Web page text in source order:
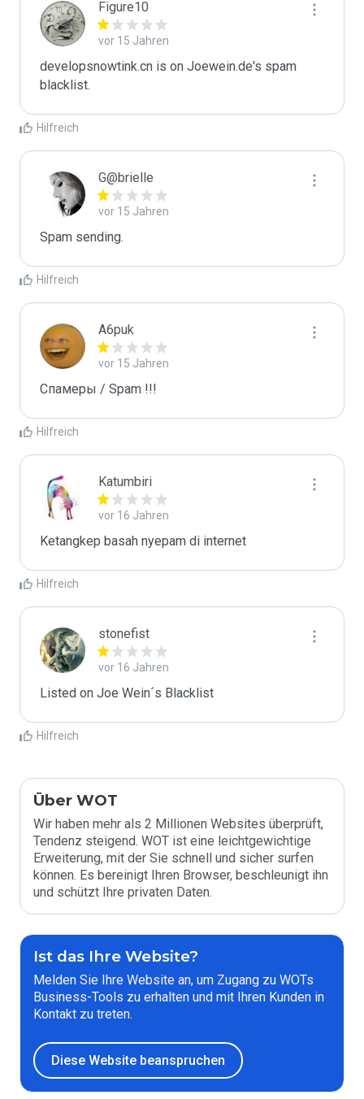
Figure10
vor 15 Jahren
developsnowtink.cn is on Joewein.de's spam
blacklist.
Hilfreich
G@brielle
vor 15 Jahren
Spam sending.
Hilfreich
A6puk
vor 15 Jahren
Спамеры / Spam !!!
Hilfreich
Katumbiri
vor 16 Jahren
Ketangkep basah nyepam di internet
Hilfreich
stonefist
vor 16 Jahren
Listed on Joe Wein´s Blacklist
Hilfreich
Über WOT
Wir haben mehr als 2 Millionen Websites überprüft,
Tendenz steigend. WOT ist eine leichtgewichtige
Erweiterung, mit der Sie schnell und sicher surfen
können. Es bereinigt Ihren Browser, beschleunigt ihn
und schützt Ihre privaten Daten.
Ist das Ihre Website?
Melden Sie Ihre Website an, um Zugang zu WOTs
Business-Tools zu erhalten und mit Ihren Kunden in
Kontakt zu treten.
Diese Website beanspruchen